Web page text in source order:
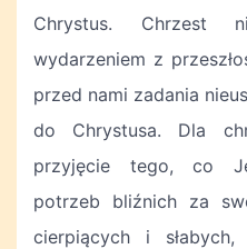
Chrystus.
wydarzeniem z
przed nami zadania
do Chrystusa. Dla
przyjęcie tego, co
potrzeb bliźnich za
cierpiących i